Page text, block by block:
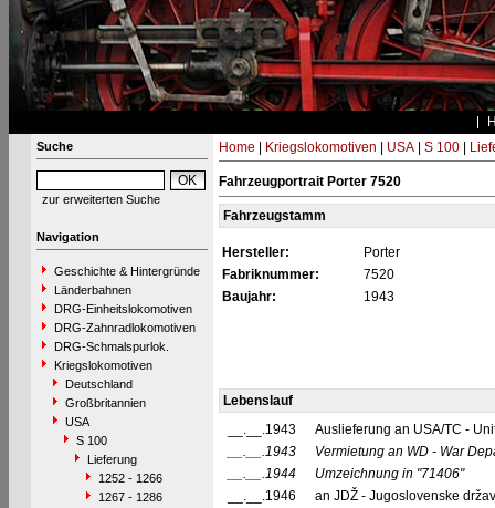
Suche
zur erweiterten Suche
Navigation
Geschichte & Hintergründe
Länderbahnen
DRG-Einheitslokomotiven
DRG-Zahnradlokomotiven
DRG-Schmalspurlok.
Kriegslokomotiven
Deutschland
Großbritannien
USA
S 100
Lieferung
1252 - 1266
1267 - 1286
Home Kriegslokomotiven USA| S 100|
Fahrzeugportrait Porter 7520
Fahrzeugstamm
Hersteller:
Porter
Fabriknummer:
7520
Baujahr:
1943
Lebenslauf
__.__.1943
Auslieferung an USA/TC -
__.__.1943
Vermietung an WD - War
__.__.1944
Umzeichnung in "71406"
__.__.1946
an JDŽ - Jugoslovenske